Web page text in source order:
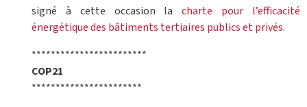
signé à cette occasion lacharte pour l’efficacité
énergétique des bâtiments tertiaires publics et privés.
************************
COP21
***********************